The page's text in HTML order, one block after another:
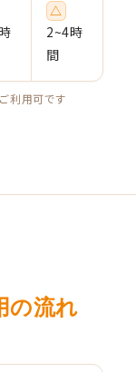
△
2~4時
間
利用可です
の流れ